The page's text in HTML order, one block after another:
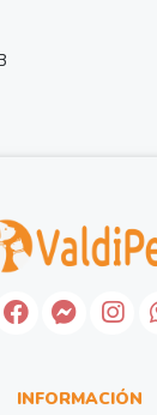
INFORMACIÓN